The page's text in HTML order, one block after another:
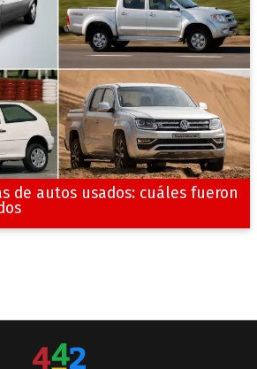
de autos usados: cuáles fueron